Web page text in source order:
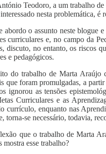
Teodoro, a um trabalho
nesta problemática,
o assunto neste blogue
curriculares e, no campo da
discuto, no entanto, os riscos
e pedagógicos.
do trabalho de Marta Araújo
que foram promulgadas, a
ignorou as tensões
Curriculares e as
currículo, enquanto nas
torna-se necessário, todavia,
que o trabalho de Marta
mostra esse trabalho?